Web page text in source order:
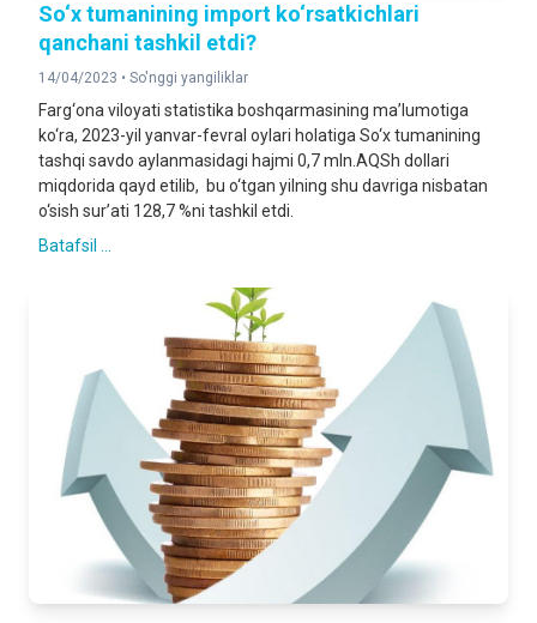
So‘x tumanining import ko‘rsatkichlari
qanchani tashkil etdi?
14/04/2023 • So'nggi yangiliklar
Farg‘ona viloyati statistika boshqarmasining ma’lumotiga
ko‘ra, 2023-yil yanvar-fevral oylari holatiga So‘x tumanining
tashqi savdo aylanmasidagi hajmi 0,7 mln.AQSh dollari
miqdorida qayd etilib, bu o‘tgan yilning shu davriga nisbatan
o‘sish sur’ati 128,7 %ni tashkil etdi.
Batafsil ...